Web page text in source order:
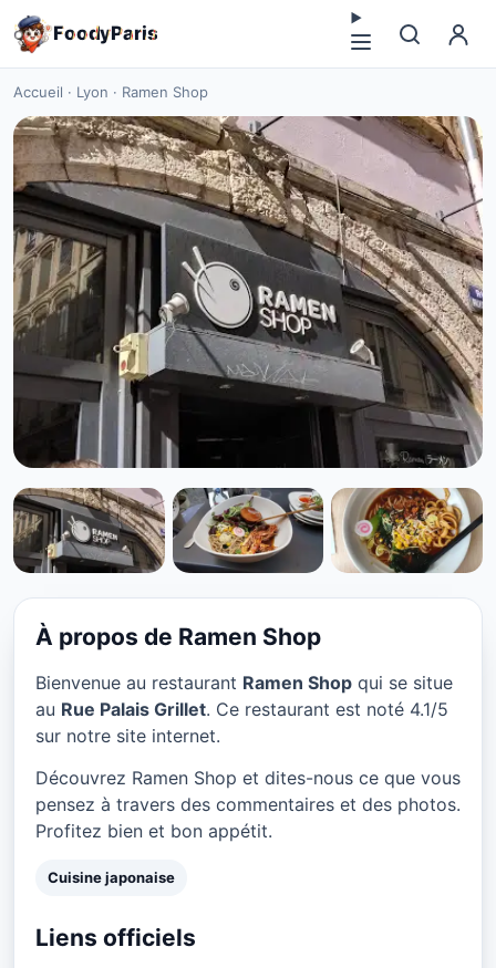
FoodyParis
Accueil · Lyon · Ramen Shop
CUISINE JAPONAISE
Ramen Shop à Lyon
★ 4.1/5
À propos de Ramen Shop
Bienvenue au restaurant Ramen Shop qui se situe
au Rue Palais Grillet. Ce restaurant est noté 4.1/5
sur notre site internet.
Découvrez Ramen Shop et dites-nous ce que vous
pensez à travers des commentaires et des photos.
Profitez bien et bon appétit.
Cuisine japonaise
Liens officiels